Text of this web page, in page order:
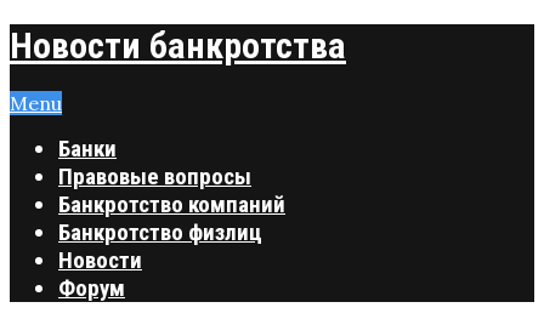
Новости банкротства
Menu
Банки
Правовые вопросы
Банкротство компаний
Банкротство физлиц
Новости
Форум